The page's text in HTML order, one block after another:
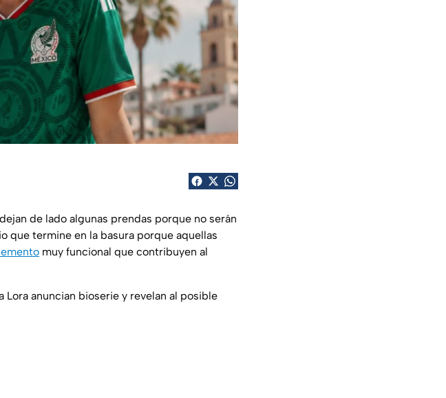
de lado algunas prendas porque no serán
que termine en la basura porque aquellas
muy funcional que contribuyen al
Lora anuncian bioserie y revelan al posible